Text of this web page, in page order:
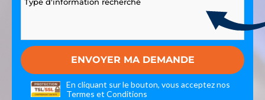
En cliquant sur le bouton, vous acceptez nos
Termes et Conditions